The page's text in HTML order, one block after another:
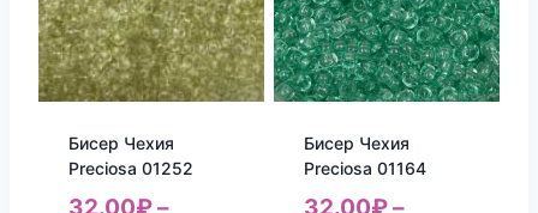
Бисер Чехия
Preciosa 01252
32.00₽–
Бисер Чехия
Preciosa 01164
32.00₽–